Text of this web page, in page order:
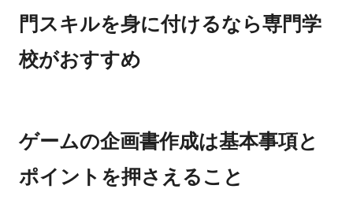
門スキルを身に付けるなら専門学
校がおすすめ
ゲームの企画書作成は基本事項と
ポイントを押さえること